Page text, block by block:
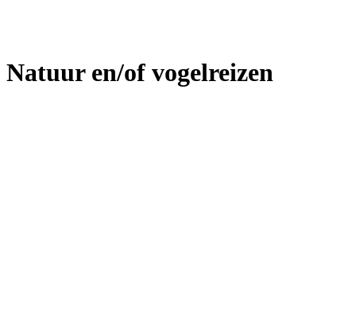
Natuur en/of vogelreizen